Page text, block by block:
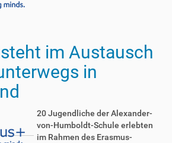
im Austausch
in
20 Jugendliche der Alexander-
von-Humboldt-Schule erlebten
im Rahmen des Erasmus-